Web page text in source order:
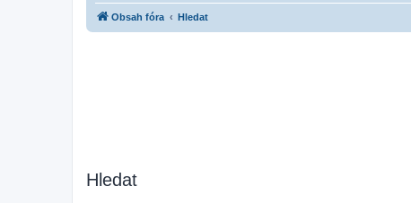
Obsah fóra Hledat
Hledat